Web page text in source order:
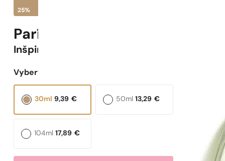
25%
Parížske Parfumy N° 620 -
Inšpirované
Vyberte objem:
9,39 €
30ml 13,29 €
50ml
17,89 €
104ml